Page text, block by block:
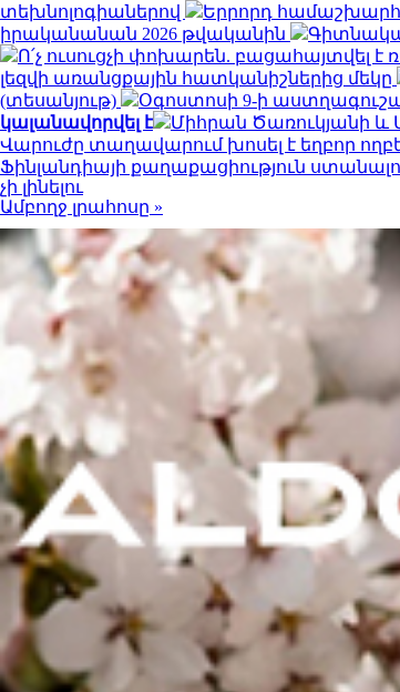
տեխնոլոգիաներով
Երրորդ
իրականանան 2026 թվականին
Ո՛չ ուսուցչի փոխարեն. բացահայտվել
լեզվի առանցքային հատկանիշներից մեկը
(տեսանյութ)
Օգոստոսի 9-ի
կալանավորվել է
Միհրան Ծառուկյանի և
Վարուժը տաղավարում խոսել է եղբոր
Ֆինլանդիայի քաղաքացիություն
չի լինելու
Ամբողջ լրահոսը »